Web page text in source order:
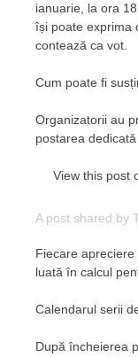
ianuarie, la ora
își poate exprima
contează ca vot.
Cum poate fi
Organizatorii au
postarea
View this
Fiecare
luată în calcul
Calendarul serii
După încheierea